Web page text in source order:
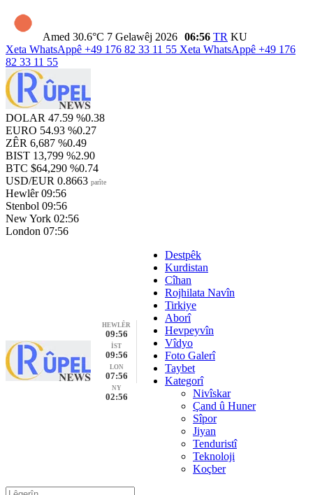
Amed 30.6°C 7 Gelawêj 2026 06:56 TR KU
Xeta WhatsAppê +49 176 82 33 11 55 Xeta WhatsAppê +49 176
82 33 11 55
DOLAR 47.59 %0.38
EURO 54.93 %0.27
ZÊR 6,687 %0.49
BIST 13,799 %2.90
BTC $64,290 %0.74
USD/EUR 0.8663 parîte
Hewlêr 09:56
Stenbol 09:56
New York 02:56
London 07:56
HEWLÊR
09:56
İST
09:56
LON
07:56
NY
02:56
Destpêk
Kurdistan
Cîhan
Rojhilata Navîn
Tirkiye
Aborî
Hevpeyvîn
Vîdyo
Foto Galerî
Taybet
Kategorî
Nivîskar
Çand û Huner
Sîpor
Jiyan
Tenduristî
Teknoloji
Koçber